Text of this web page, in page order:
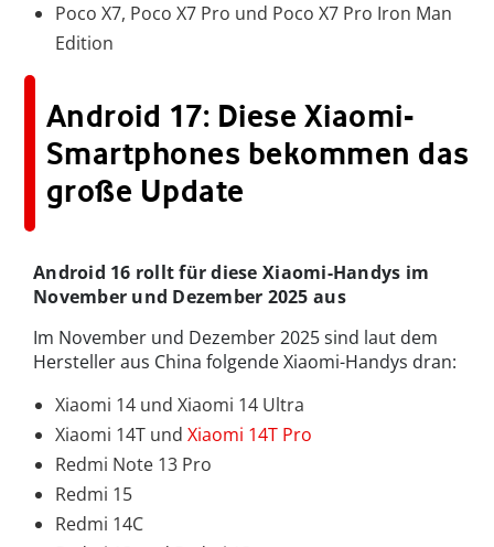
Poco X7, Poco X7 Pro und Poco X7 Pro Iron Man
Edition
Android 17: Diese Xiaomi-
Smartphones bekommen das
große Update
Android 16 rollt für diese Xiaomi-Handys im
November und Dezember 2025 aus
Im November und Dezember 2025 sind laut dem
Hersteller aus China folgende Xiaomi-Handys dran:
Xiaomi 14 und Xiaomi 14 Ultra
Xiaomi 14T und Xiaomi 14T Pro
Redmi Note 13 Pro
Redmi 15
Redmi 14C